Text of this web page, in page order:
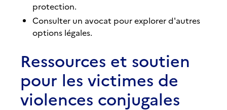
protection.
Consulter un avocat pour explorer d'autres
options légales.
Ressources et soutien
pour les victimes de
violences conjugales